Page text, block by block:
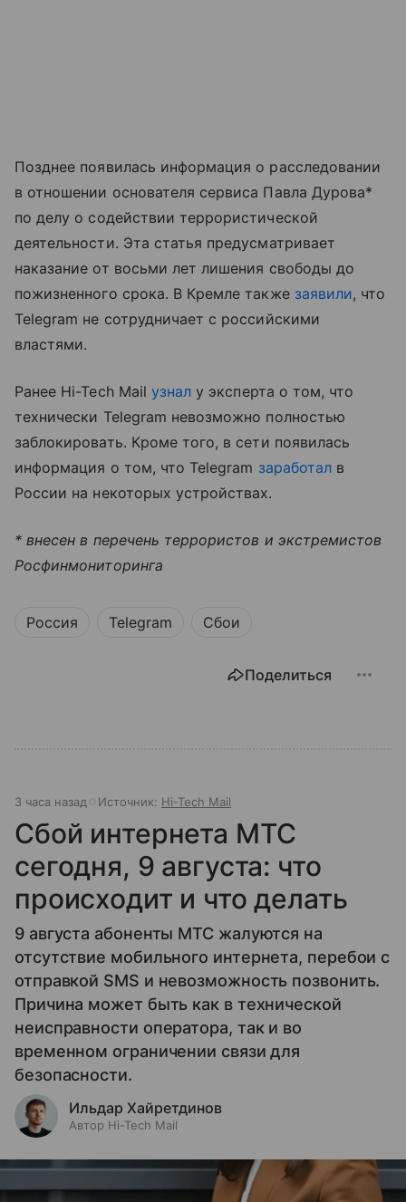
Позднее появилась информация о расследовании
в отношении основателя сервиса Павла Дурова*
по делу о содействии террористической
деятельности. Эта статья предусматривает
наказание от восьми лет лишения свободы до
пожизненного срока. В Кремле также заявили, что
Telegram не сотрудничает с российскими
властями.
Ранее Hi-Tech Mail узнал у эксперта о том, что
технически Telegram невозможно полностью
заблокировать. Кроме того, в сети появилась
информация о том, что Telegram заработалв
России на некоторых устройствах.
* внесен в перечень террористов и экстремистов
Росфинмониторинга
Россия Telegram Сбои
Поделиться
3 часа назад Источник: Hi-Tech Mail
Сбой интернета МТС
сегодня, 9 августа: что
происходит и что делать
9 августа абоненты МТС жалуются на
отсутствие мобильного интернета, перебои с
отправкой SMS и невозможность позвонить.
Причина может быть как в технической
неисправности оператора, так и во
временном ограничении связи для
безопасности.
Ильдар Хайретдинов
Автор Hi-Tech Mail